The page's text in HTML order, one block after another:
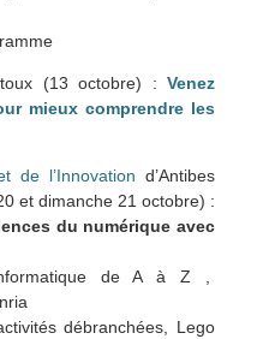
(13 octobre) : Venez
mieux comprendre les
de l’Innovation d’Antibes
et dimanche 21 octobre) :
du numérique avec
de A à Z ,
débranchées, Lego